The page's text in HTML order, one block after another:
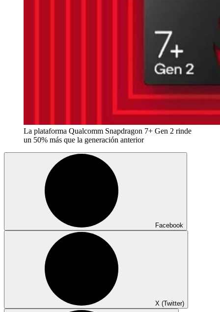
La plataforma Qualcomm Snapdragon 7+ Gen 2 rinde
un 50% más que la generación anterior
Facebook
X (Twitter)